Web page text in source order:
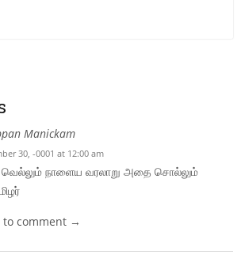
Manickam
30, -0001 at 12:00 am
வெல்லும் நாளைய வரலாறு அதை சொல்லும்
to comment →